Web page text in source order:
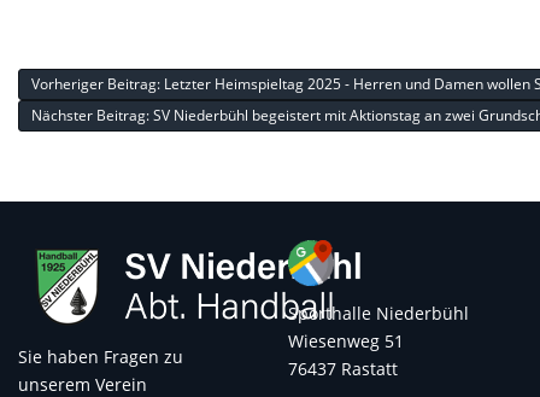
Vorheriger Beitrag: Letzter Heimspieltag 2025 - Herren und Damen
Nächster Beitrag: SV Niederbühl begeistert mit Aktionstag an zwei
Sie haben Fragen zu
unserem Verein
Sporthalle Niederbühl
Wiesenweg 51
76437 Rastatt